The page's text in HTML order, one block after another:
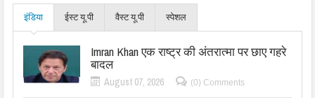
इंडिया ईस्ट यू.पी वैस्ट यू.पी स्पेशल
Imran Khan एक राष्ट्र की अंतरात्मा पर छाए गहरे
बादल
August 07, 2026 (0) Comments